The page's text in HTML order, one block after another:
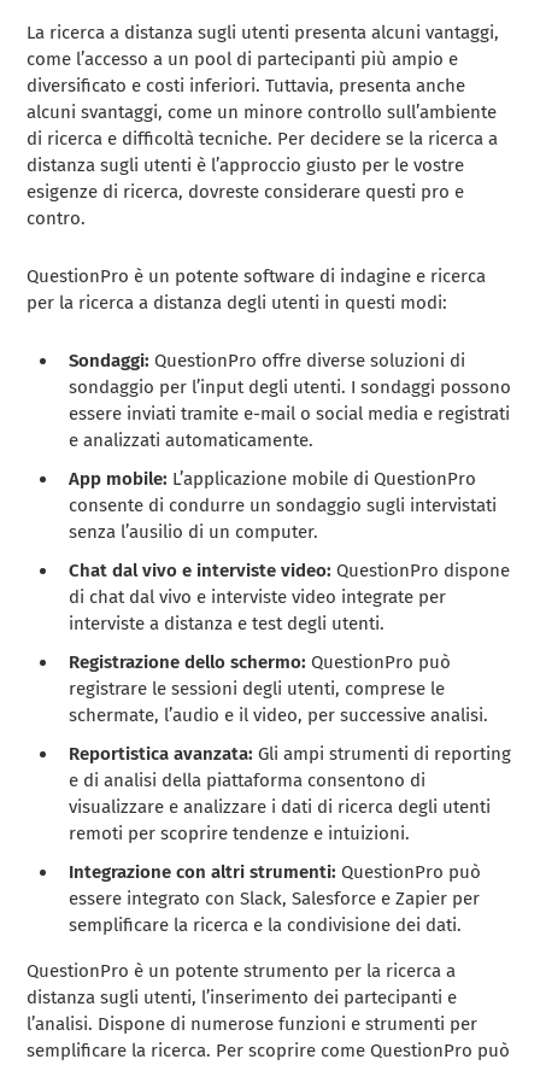
La ricerca a distanza sugli utenti presenta alcuni vantaggi,
come l’accesso a un pool di partecipanti più ampio e
diversificato e costi inferiori. Tuttavia, presenta anche
alcuni svantaggi, come un minore controllo sull’ambiente
di ricerca e difficoltà tecniche. Per decidere se la ricerca a
distanza sugli utenti è l’approccio giusto per le vostre
esigenze di ricerca, dovreste considerare questi pro e
contro.
QuestionPro è un potente software di indagine e ricerca
per la ricerca a distanza degli utenti in questi modi:
Sondaggi: QuestionPro offre diverse soluzioni di
sondaggio per l’input degli utenti. I sondaggi possono
essere inviati tramite e-mail o social media e registrati
e analizzati automaticamente.
App mobile: L’applicazione mobile di QuestionPro
consente di condurre un sondaggio sugli intervistati
senza l’ausilio di un computer.
Chat dal vivo e interviste video: QuestionPro dispone
di chat dal vivo e interviste video integrate per
interviste a distanza e test degli utenti.
Registrazione dello schermo: QuestionPro può
registrare le sessioni degli utenti, comprese le
schermate, l’audio e il video, per successive analisi.
Reportistica avanzata: Gli ampi strumenti di reporting
e di analisi della piattaforma consentono di
visualizzare e analizzare i dati di ricerca degli utenti
remoti per scoprire tendenze e intuizioni.
Integrazione con altri strumenti: QuestionPro può
essere integrato con Slack, Salesforce e Zapier per
semplificare la ricerca e la condivisione dei dati.
QuestionPro è un potente strumento per la ricerca a
distanza sugli utenti, l’inserimento dei partecipanti e
l’analisi. Dispone di numerose funzioni e strumenti per
semplificare la ricerca. Per scoprire come QuestionPro può